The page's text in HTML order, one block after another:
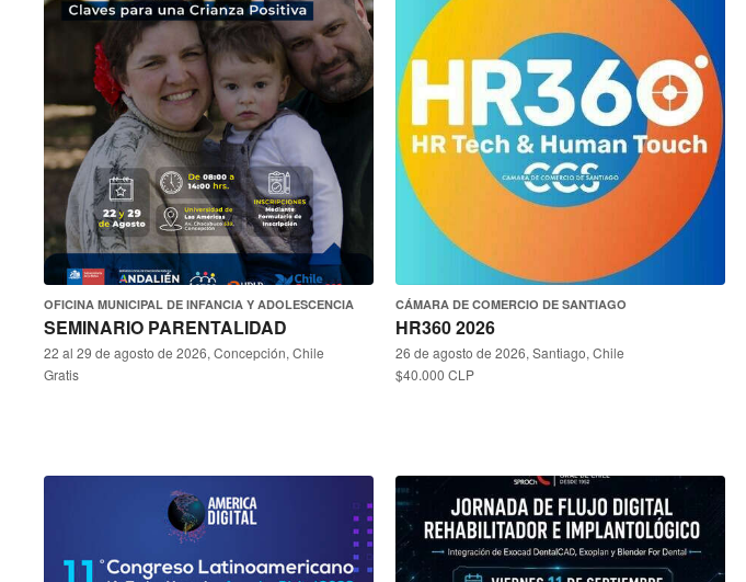
OFICINA MUNICIPAL DE INFANCIA Y ADOLESCENCIA
SEMINARIO PARENTALIDAD
22 al 29 de agosto de 2026, Concepción, Chile
Gratis
CÁMARA DE COMERCIO DE SANTIAGO
HR360 2026
26 de agosto de 2026, Santiago, Chile
$40.000 CLP